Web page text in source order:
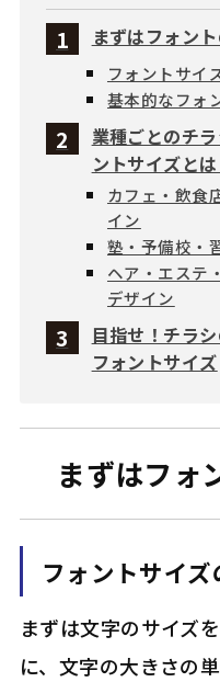
まずはフォン
フォントサイ
基本的なフォ
業種ごとのチ
ントサイズとは
カフェ・飲食
イン
塾・予備校・
ヘア・エステ
デザイン
目指せ！チラ
フォントサイズ
まずはフォ
フォントサイズ
まずは文字のサイズ
に、文字の大きさの